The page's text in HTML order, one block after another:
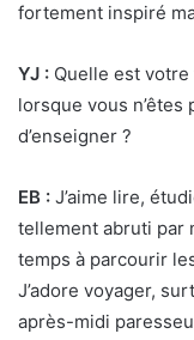
fortement inspiré
YJ : Quelle est
lorsque vous n’êtes
d’enseigner ?
EB : J’aime lire,
tellement abruti par
temps à parcourir
J’adore voyager,
après-midi